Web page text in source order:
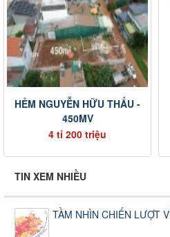
HẺM NGUYỄN HỮU THẤU -
450MV
4 tỉ 200 triệu
TIN XEM NHIỀU
TẦM NHÌN CHIẾN LƯỢT